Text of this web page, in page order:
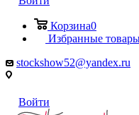
Корзина0
Избранные
stockshow52@yandex.ru
Войти